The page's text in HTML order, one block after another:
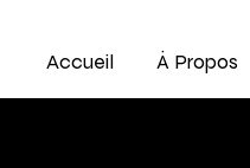
Accueil À Propos